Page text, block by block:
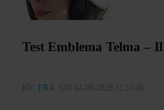
Test Emblema Telma – Il
BY FRA ON 04-08-2026 21:53:46